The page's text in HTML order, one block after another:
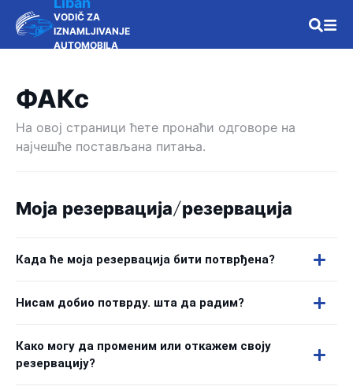
VODIČ ZA
IZNAMLJIVANJE
AUTOMOBILA
ФАКс
На овој страници ћете пронаћи одговоре на
најчешће постављана питања.
Моја резервација/резервација
Када ће моја резервација бити потврђена?
Нисам добио потврду. шта да радим?
Како могу да променим или откажем своју
резервацију?